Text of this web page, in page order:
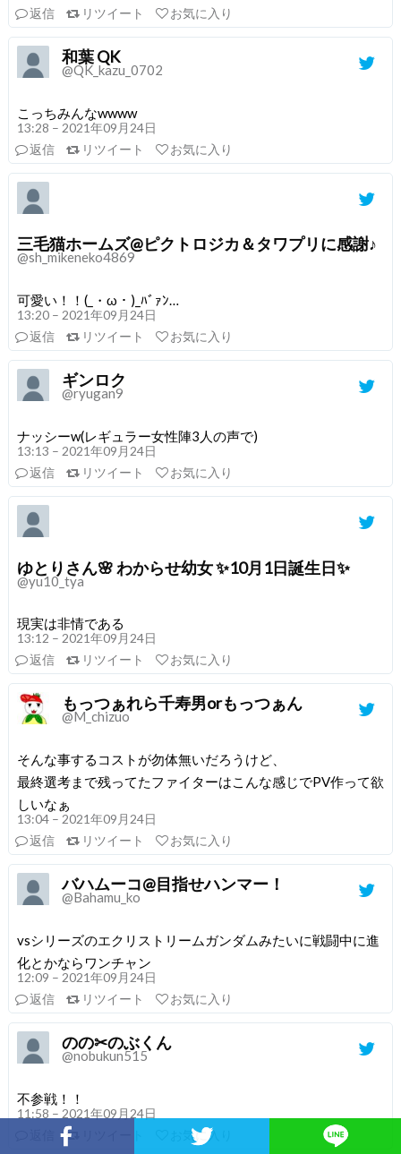
返信
リツイート お気に入り
和葉 QK
@QK_kazu_0702
こっちみんなwwww
13:28 – 2021年09月24日
返信
リツイート お気に入り
三毛猫ホームズ@ピクトロジカ＆タワプリに感謝♪
@sh_mikeneko4869
可愛い！！(_・ω・)_ﾊﾞｧﾝ…
13:20 – 2021年09月24日
返信
リツイート お気に入り
ギンロク
@ryugan9
ナッシーw(レギュラー女性陣3人の声で)
13:13 – 2021年09月24日
返信
リツイート お気に入り
ゆとりさん🌸 わからせ幼女 ✨10月1日誕生日✨
@yu10_tya
現実は非情である
13:12 – 2021年09月24日
返信
リツイート お気に入り
もっつぁれら千寿男orもっつぁん
@M_chizuo
そんな事するコストが勿体無いだろうけど、
最終選考まで残ってたファイターはこんな感じでPV作って欲
しいなぁ
13:04 – 2021年09月24日
返信
リツイート お気に入り
バハムーコ@目指せハンマー！
@Bahamu_ko
vsシリーズのエクリストリームガンダムみたいに戦闘中に進
化とかならワンチャン
12:09 – 2021年09月24日
返信
リツイート お気に入り
のの✂︎のぶくん
@nobukun515
不参戦！！
11:58 – 2021年09月24日
お気に入り
Facebookでシェア Twitterでシェア